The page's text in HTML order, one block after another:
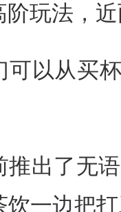
阶玩法，
可以从买
推出了无
饮一边把